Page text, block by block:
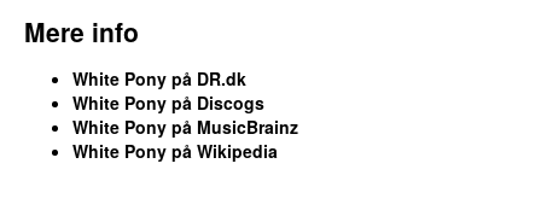
Mere info
White Pony på DR.dk
White Pony på Discogs
White Pony på MusicBrainz
White Pony på Wikipedia